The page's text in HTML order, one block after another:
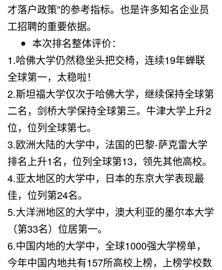
才落户政策”的参考指标。也是许多知名企业员
工招聘的重要依据。
本次排名整体评价：
1.哈佛大学仍然稳坐头把交椅，连续19年蝉联
全球第一，太稳啦！
2.斯坦福大学仅次于哈佛大学，继续保持全球第
二名，剑桥大学保持全球第三。牛津大学上升2
位，位列全球第七。
3.欧洲大陆的大学中，法国的巴黎-萨克雷大学
排名上升1名，位列全球第13，领先其他高校。
4.亚太地区的大学中，日本的东京大学表现最
佳，位列第24名。
5.大洋洲地区的大学中，澳大利亚的墨尔本大学
（第33名）位居第一。
6.中国内地的大学中，全球1000强大学榜单，
今年中国内地共有157所高校上榜，上榜学校数